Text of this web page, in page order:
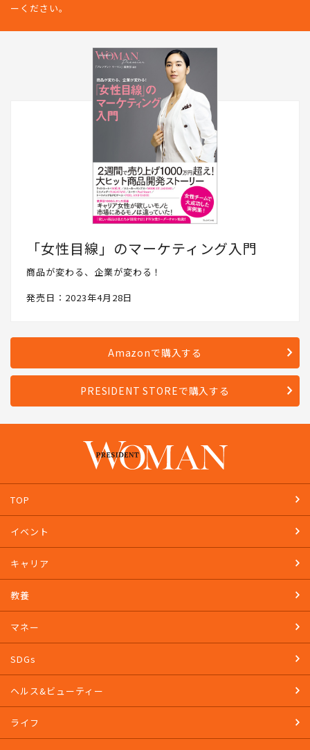
ーください。
「女性目線」のマーケティング入門
商品が変わる、企業が変わる！
発売日：2023年4月28日
Amazonで購入する
PRESIDENT STOREで購入する
TOP
イベント
キャリア
教養
マネー
SDGs
ヘルス&ビューティー
ライフ